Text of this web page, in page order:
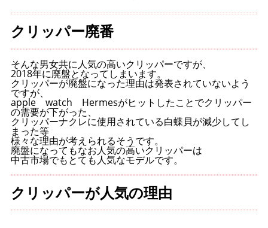
クリッパー廃番
そんな男女共に人気の高いクリッパーですが、
2018年に廃盤となってしまいます。
クリッパーが廃盤になった理由は発表されていないよう
ですが、
apple watch Hermesがヒットしたことでクリッパー
の需要が下がった、
クリッパーナクレに使用されている白蝶貝が減少してし
まった等
様々な理由が考えられるそうです。
廃盤になってもなお人気の高いクリッパーは
中古市場でもとても人気なモデルです。
クリッパーが人気の理由